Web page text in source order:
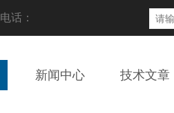
话：
新闻中心 技术文章